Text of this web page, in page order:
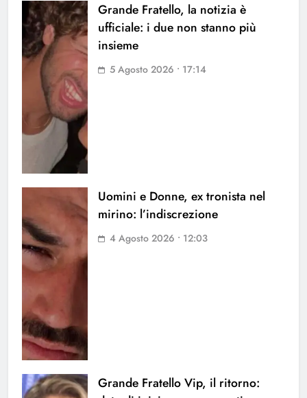
Grande Fratello, la notizia è
ufficiale: i due non stanno più
insieme
5 Agosto 2026 • 17:14
Uomini e Donne, ex tronista nel
mirino: l’indiscrezione
4 Agosto 2026 • 12:03
Grande Fratello Vip, il ritorno: